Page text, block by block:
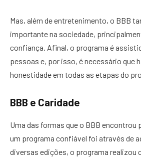
Mas, além de entretenimento, o BBB
importante na sociedade,
confiança. Afinal, o programa é
pessoas e, por isso, é necessário que
honestidade em todas as etapas do
BBB e Caridade
Uma das formas que o BBB encontrou
um programa confiável foi através de
diversas edições, o programa realizou